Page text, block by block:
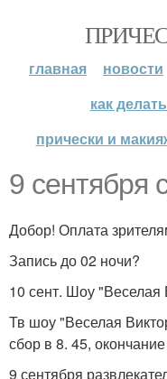
главная новости
как
прически и
9 сентября
Добор! Оплата
Запись до 02 ночи?
10 сент. Шоу "Веселая
Тв шоу "Веселая
сбор в 8. 45,
9 сентября